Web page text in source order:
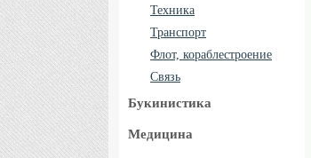
Техника
Транспорт
Флот, кораблестроение
Связь
Букинистика
Медицина